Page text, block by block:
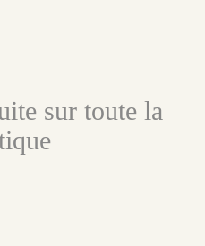
sur toute la